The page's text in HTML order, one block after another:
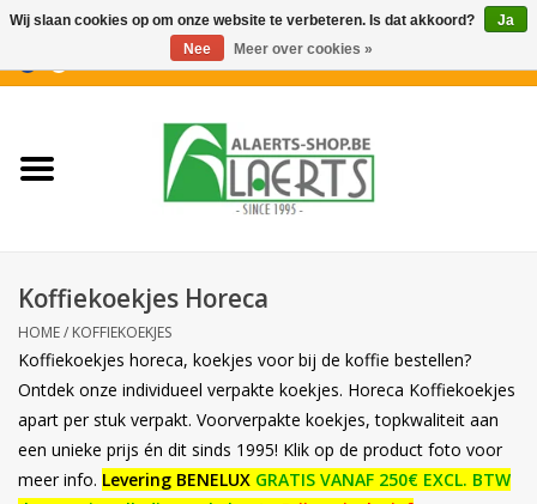
Nieuwigheden
Confiserie
Dranken
Koffiekoekjes Horeca
HOME/ KOFFIEKOEKJES
Koffiekoekjes horeca, koekjes voor bij de koffie bestellen?
Ontdek onze individueel verpakte koekjes. Horeca Koffiekoekjes
apart per stuk verpakt. Voorverpakte koekjes, topkwaliteit aan
een unieke prijs én dit sinds 1995! Klik op de product foto voor
meer info. Levering BENELUX GRATIS VANAF 250€ EXCL. BTW
Wij slaan cookies op om onze website te verbeteren. Is dat akkoord?
Ja
Nee
Meer over cookies »